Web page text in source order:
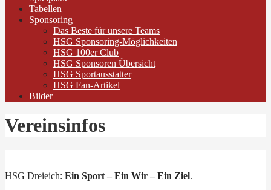
Tabellen
Sponsoring
Das Beste für unsere Teams
HSG Sponsoring-Möglichkeiten
HSG 100er Club
HSG Sponsoren Übersicht
HSG Sportausstatter
HSG Fan-Artikel
Bilder
Vereinsinfos
HSG Dreieich: Ein Sport – Ein Wir – Ein Ziel.